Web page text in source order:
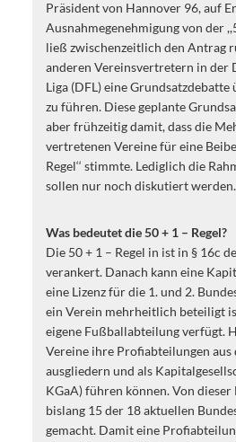
Präsident von Hannover 96, auf
Ausnahmegenehmigung von der
ließ zwischenzeitlich den Antrag
anderen Vereinsvertretern in der
Liga (DFL) eine Grundsatzdebatte
zu führen. Diese geplante
aber frühzeitig damit, dass die
vertretenen Vereine für eine
Regel‘‘ stimmte. Lediglich die
sollen nur noch diskutiert werden.
Was bedeutet die 50 + 1 – Regel?
Die 50 + 1 – Regel in ist in § 16c
verankert. Danach kann eine
eine Lizenz für die 1. und 2.
ein Verein mehrheitlich beteiligt
eigene Fußballabteilung verfügt.
Vereine ihre Profiabteilungen aus
ausgliedern und als
KGaA) führen können. Von
bislang 15 der 18 aktuellen
gemacht. Damit eine